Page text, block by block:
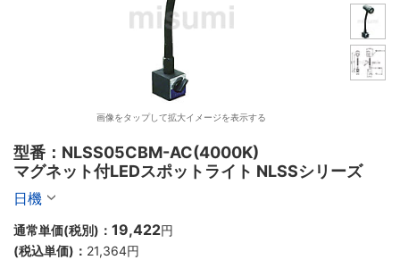
画像をタップして拡大イメージを表示する
型番：NLSS05CBM-AC(4000K)
マグネット付LEDスポットライト NLSSシリーズ
日機
通常単価(税別)： 19,422円
(税込単価)： 21,364円